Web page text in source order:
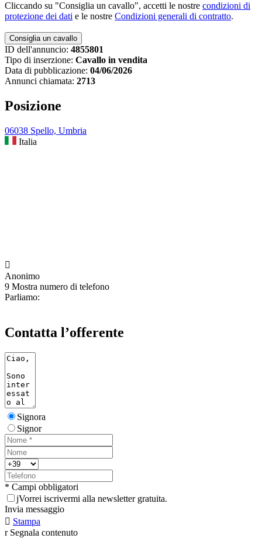
Cliccando su "Consiglia un cavallo", accetti le nostre condizioni di
protezione dei dati e le nostre Condizioni generali di contratto.
ID dell'annuncio: 4855801
Tipo di inserzione: Cavallo in vendita
Data di pubblicazione: 04/06/2026
Annunci chiamata: 2713
Posizione
06038 Spello, Umbria
Italia

Anonimo
9 Mostra numero di telefono
Parliamo:
Contatta l’offerente
Signora
Signor
* Campi obbligatori
jVorrei iscrivermi alla newsletter gratuita.
Invia messaggio
 Stampa
r Segnala contenuto